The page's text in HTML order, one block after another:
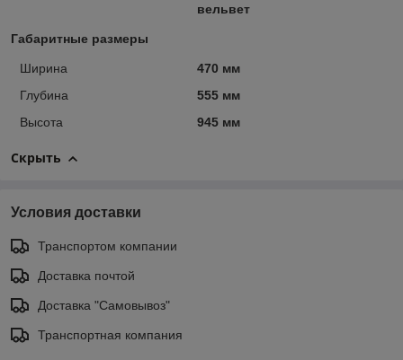
вельвет
Габаритные размеры
Ширина
470 мм
Глубина
555 мм
Высота
945 мм
Скрыть
Условия доставки
Транспортом компании
Доставка почтой
Доставка "Самовывоз"
Транспортная компания